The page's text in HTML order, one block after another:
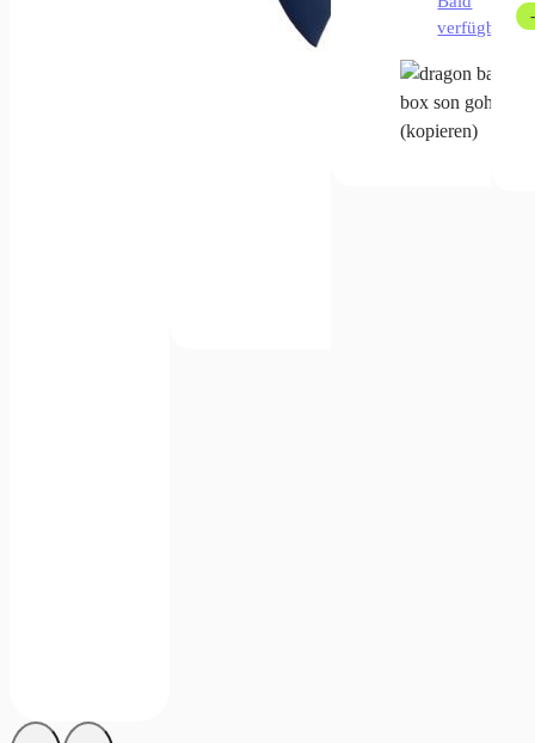
verfügbar